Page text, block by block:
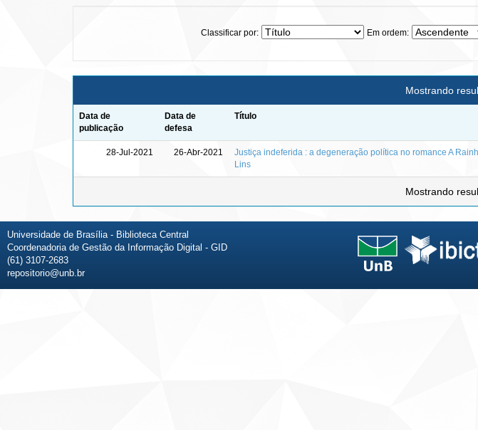
Classificar por: Em ordem:
Mostrando
Data de
publicação
Data de
defesa
Título
28-Jul-2021 26-Abr-2021
Justiça indeferida : a degeneração política no romance A
Lins
Mostrando
Universidade de Brasília - Biblioteca Central
Coordenadoria de Gestão da Informação Digital - GID
(61) 3107-2683
repositorio@unb.br